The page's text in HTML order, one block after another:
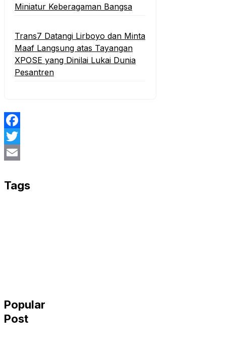
Miniatur Keberagaman Bangsa
Trans7 Datangi Lirboyo dan Minta
Maaf Langsung atas Tayangan
XPOSE yang Dinilai Lukai Dunia
Pesantren
Facebook
Twitter
Tags
Popular
Post